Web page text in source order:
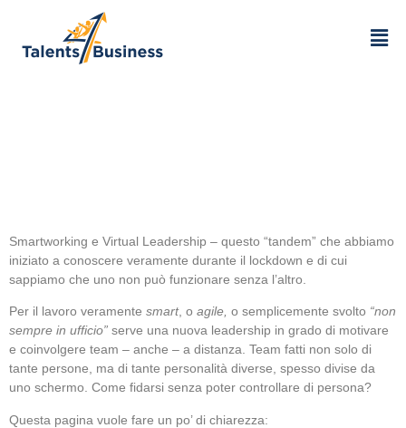
Smartworking e Virtual Leadership – questo “tandem” che abbiamo
iniziato a conoscere veramente durante il lockdown e di cui
sappiamo che uno non può funzionare senza l’altro.
Per il lavoro veramente smart, o agile, o semplicemente svolto “non
sempre in ufficio” serve una nuova leadership in grado di motivare
e coinvolgere team – anche – a distanza. Team fatti non solo di
tante persone, ma di tante personalità diverse, spesso divise da
uno schermo. Come fidarsi senza poter controllare di persona?
Questa pagina vuole fare un po’ di chiarezza: